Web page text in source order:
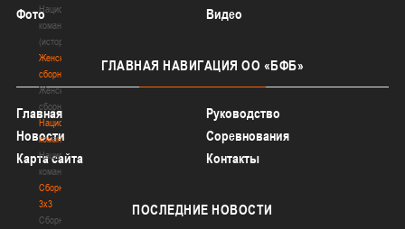
Национальная
команда
(история)
Женские
сборные
Женские
сборные
Национальная
команда
Национальная
команда
Сборные
3х3
Сборные
Фото
Видео
ГЛАВНАЯ НАВИГАЦИЯ ОО «БФБ»
Главная
Руководство
Новости
Соревнования
Карта сайта
Контакты
ПОСЛЕДНИЕ НОВОСТИ